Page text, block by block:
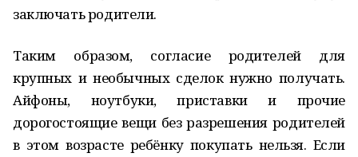
заключать родители.
Таким образом, согласие родителей для
крупных и необычных сделок нужно получать.
Айфоны, ноутбуки, приставки и прочие
дорогостоящие вещи без разрешения родителей
в этом возрасте ребёнку покупать нельзя. Если